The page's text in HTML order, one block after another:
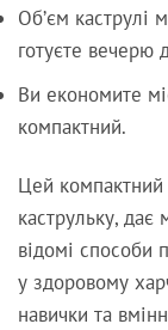
Об’єм каструлі
готуєте вечерю
Ви економите
компактний.
Цей компактний
каструльку, дає
відомі способи
у здоровому
навички та